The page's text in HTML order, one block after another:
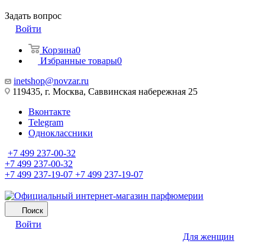
Задать вопрос
Войти
Корзина0
Избранные товары0
inetshop@novzar.ru
119435, г. Москва, Саввинская набережная 25
Вконтакте
Telegram
Одноклассники
+7 499 237-00-32
+7 499 237-00-32
+7 499 237-19-07 +7 499 237-19-07
Поиск
Войти
Для женщин